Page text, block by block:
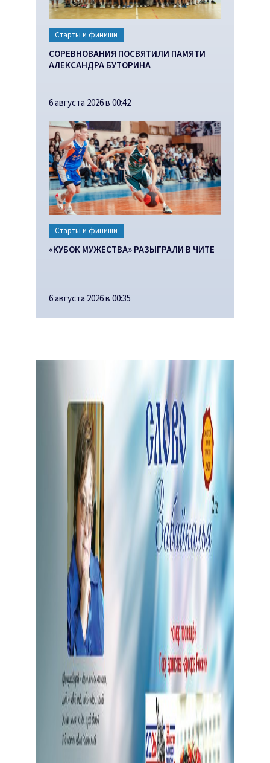
Старты и финиши
СОРЕВНОВАНИЯ ПОСВЯТИЛИ ПАМЯТИ
АЛЕКСАНДРА БУТОРИНА
6 августа 2026 в 00:42
Старты и финиши
«КУБОК МУЖЕСТВА» РАЗЫГРАЛИ В ЧИТЕ
6 августа 2026 в 00:35